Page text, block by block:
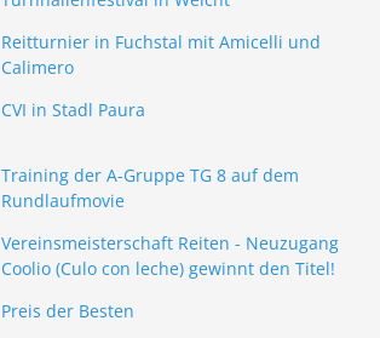
Reitturnier in Fuchstal mit Amicelli und
Calimero
CVI in Stadl Paura
Training der A-Gruppe TG 8 auf dem
Rundlaufmovie
Vereinsmeisterschaft Reiten - Neuzugang
Coolio (Culo con leche) gewinnt den Titel!
Preis der Besten